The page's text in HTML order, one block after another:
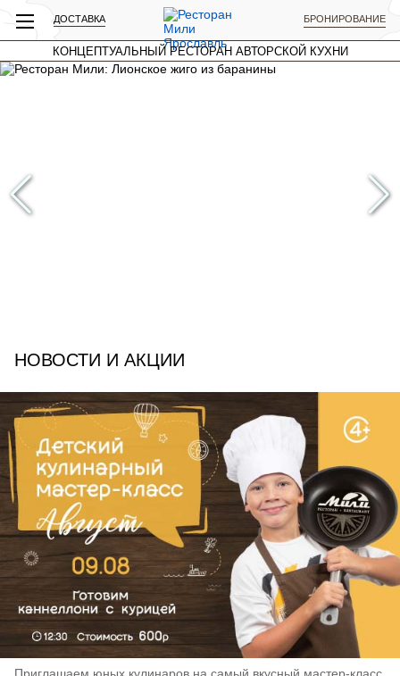
ДОСТАВКА БРОНИРОВАНИЕ
КОНЦЕПТУАЛЬНЫЙ РЕСТОРАН АВТОРСКОЙ КУХНИ
НОВОСТИ И АКЦИИ